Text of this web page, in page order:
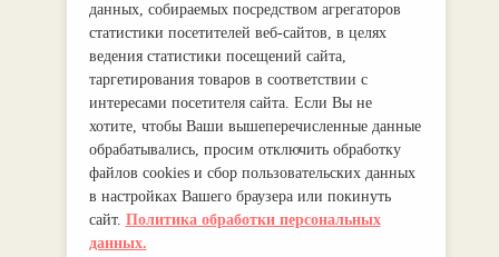
данных, собираемых посредством агрегаторов
статистики посетителей веб-сайтов, в целях
ведения статистики посещений сайта,
таргетирования товаров в соответствии с
интересами посетителя сайта. Если Вы не
хотите, чтобы Ваши вышеперечисленные данные
обрабатывались, просим отключить обработку
файлов cookies и сбор пользовательских данных
в настройках Вашего браузера или покинуть
сайт. Политика обработки персональных
данных.